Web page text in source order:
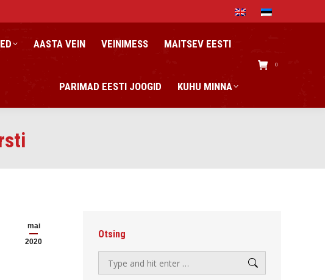
AASTA VEIN VEINIMESS MAITSEV EESTI
PARIMAD EESTI JOOGID KUHU MINNA
0
mai
2020
Otsing
Search: